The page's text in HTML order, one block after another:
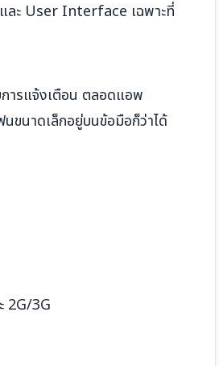
ละ User Interface เฉพาะที่
ารแจ้งเตือน ตลอดแอพ
ขนาดเล็กอยู่บนข้อมือก็ว่าได้
2G/3G